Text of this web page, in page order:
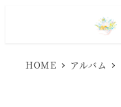
HOME アルバム